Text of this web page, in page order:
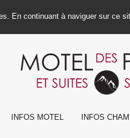
En continuant à naviguer sur ce
INFOS MOTEL INFOS